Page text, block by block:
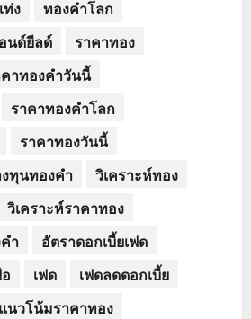
ง
ทองคำโลก
นด์ยีลด์
ราคาทอง
าทองคำวันนี้
ราคาทองคำโลก
ราคาทองวันนี้
ทุนทองคำ
วิเคราะห์ทอง
วิเคราะห์ราคาทอง
ำ
อัตราดอกเบี้ยเฟด
เฟด
เฟดลดดอกเบี้ย
แนวโน้มราคาทอง